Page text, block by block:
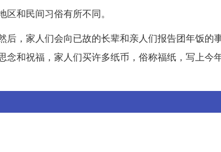
和民间习俗有所不同。
，家人们会向已故的长辈和亲人们报告团年饭的
和祝福，家人们买许多纸币，俗称福纸，写上今